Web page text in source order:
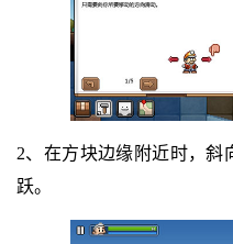
2、在方块边缘附近时，斜
跃。